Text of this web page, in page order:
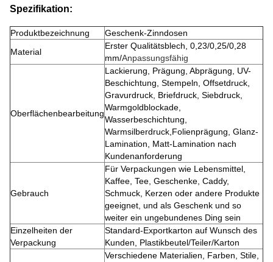
Spezifikation:
Produktbezeichnung
Geschenk-Zinndosen
Material
Erster Qualitätsblech, 0,23/0,25/0,28
mm/Anpassungsfähig
Oberflächenbearbeitung
Lackierung, Prägung, Abprägung, UV-
Beschichtung, Stempeln, Offsetdruck,
Gravurdruck, Briefdruck, Siebdruck,
Warmgoldblockade,
Wasserbeschichtung,
Warmsilberdruck,Folienprägung, Glanz-
Lamination, Matt-Lamination nach
Kundenanforderung
Gebrauch
Für Verpackungen wie Lebensmittel,
Kaffee, Tee, Geschenke, Caddy,
Schmuck, Kerzen oder andere Produkte
geeignet, und als Geschenk und so
weiter ein ungebundenes Ding sein
Einzelheiten der
Verpackung
Standard-Exportkarton auf Wunsch des
Kunden, Plastikbeutel/Teiler/Karton
Verschiedene Materialien, Farben, Stile,